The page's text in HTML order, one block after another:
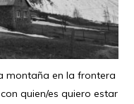
montaña en la frontera
quien/es quiero estar